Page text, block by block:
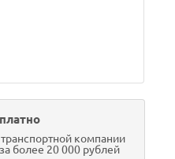
компании
более 20 000 рублей